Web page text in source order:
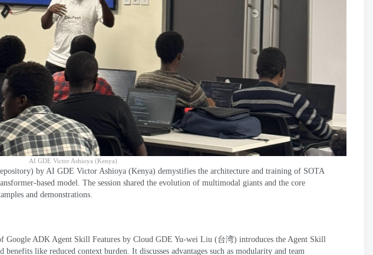
AI GDE Victor Ashioya (Kenya)
) by AI GDE Victor Ashioya (Kenya) demystifies the architecture and training of SOTA
based model. The session shared the evolution of multimodal giants and the core
and demonstrations.
Google ADK Agent Skill Features by Cloud GDE Yu-wei Liu (台湾) introduces the Agent Skill
benefits like reduced context burden. It discusses advantages such as modularity and team